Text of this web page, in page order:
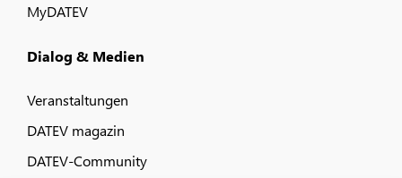
MyDATEV
Dialog & Medien
Veranstaltungen
DATEV magazin
DATEV-Community